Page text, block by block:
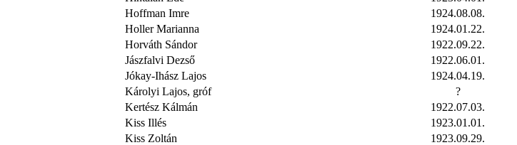
Hoffman Imre
1924.08.08.
Holler Marianna
1924.01.22.
Horváth Sándor
1922.09.22.
Jászfalvi Dezső
1922.06.01.
Jókay-Ihász Lajos
1924.04.19.
Károlyi Lajos, gróf
?
Kertész Kálmán
1922.07.03.
Kiss Illés
1923.01.01.
Kiss Zoltán
1923.09.29.